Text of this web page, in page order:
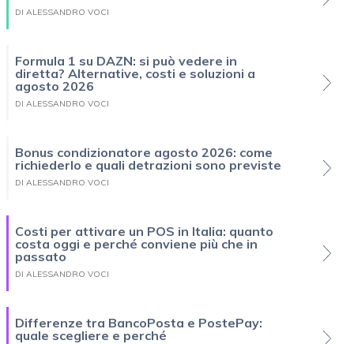
DI ALESSANDRO VOCI
Formula 1 su DAZN: si può vedere in
diretta? Alternative, costi e soluzioni a
agosto 2026
DI ALESSANDRO VOCI
Bonus condizionatore agosto 2026: come
richiederlo e quali detrazioni sono previste
DI ALESSANDRO VOCI
Costi per attivare un POS in Italia: quanto
costa oggi e perché conviene più che in
passato
DI ALESSANDRO VOCI
Differenze tra BancoPosta e PostePay:
quale scegliere e perché